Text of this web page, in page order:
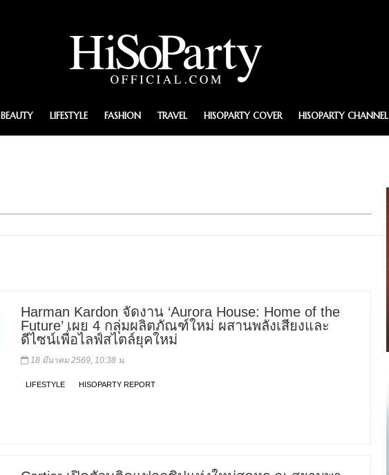
BEAUTY LIFESTYLE FASHION TRAVEL HISOPARTY COVER HISOPARTY CHANNEL
Harman Kardon จัดงาน ‘Aurora House: Home of the
Future’ เผย 4 กลุ่มผลิตภัณฑ์ใหม่ ผสานพลังเสียงและ
ดีไซน์เพื่อไลฟ์สไตล์ยุคใหม่
18 มีนาคม 2569, 10:38 น.
LIFESTYLE HISOPARTY REPORT